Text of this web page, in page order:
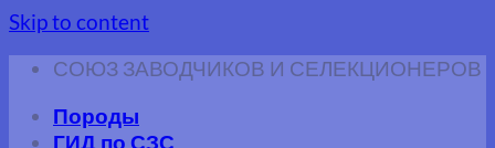
Skip to content
СОЮЗ ЗАВОДЧИКОВ И СЕЛЕКЦИОНЕРОВ
Породы
ГИД по СЗС